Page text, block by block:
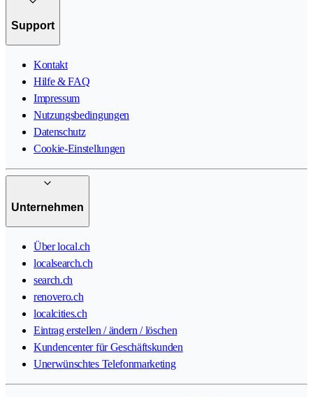
Support
Kontakt
Hilfe & FAQ
Impressum
Nutzungsbedingungen
Datenschutz
Cookie-Einstellungen
Unternehmen
Über local.ch
localsearch.ch
search.ch
renovero.ch
localcities.ch
Eintrag erstellen / ändern / löschen
Kundencenter für Geschäftskunden
Unerwünschtes Telefonmarketing